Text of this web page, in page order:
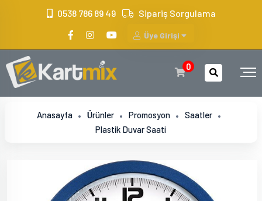
0538 786 89 49 Sipariş Sorgulama
Üye Girişi
0
Anasayfa Ürünler Promosyon
Saatler
Plastik Duvar Saati